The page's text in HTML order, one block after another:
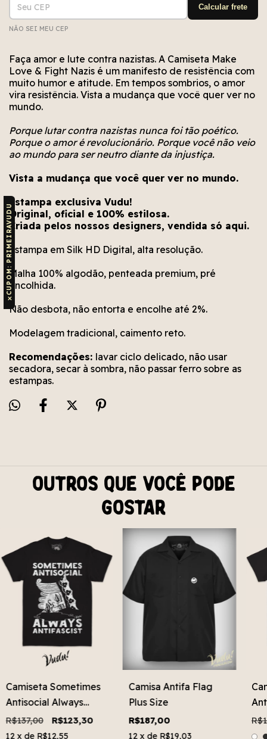
Calcular frete
NÃO SEI MEU CEP
escrito?
alguns segundos.
novamente em alguns segundos.
Faça amor e lute contra nazistas. A Camiseta Make
Love & Fight Nazis é um manifesto de resistência com
muito humor e atitude. Em tempos sombrios, o amor
vira resistência. Vista a mudança que você quer ver no
mundo.
Porque lutar contra nazistas nunca foi tão poético.
Porque o amor é revolucionário. Porque você não veio
ao mundo para ser neutro diante da injustiça.
Vista a mudança que você quer ver no mundo.
Estampa exclusiva Vudu!
Original, oficial e 100% estilosa.
Criada pelos nossos designers, vendida só aqui.
Estampa em Silk HD Digital, alta resolução.
Malha 100% algodão, penteada premium, pré
encolhida.
Não desbota, não entorta e encolhe até 2%.
Modelagem tradicional, caimento reto.
Recomendações: lavar ciclo delicado, não usar
secadora, secar à sombra, não passar ferro sobre as
estampas.
Outros que você pode
gostar
Camiseta Sometimes
Antisocial Always
Antifascist Plus Size
R$137,00 R$123,30
12 x de R$12,55
Camisa Antifa Flag
Plus Size
R$187,00
12 x de R$19,03
✕
CUPOM: PRIMEIRAVUDU